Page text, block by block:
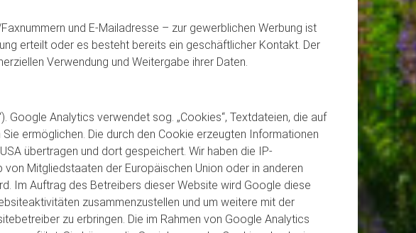
und E-Mailadresse – zur gewerblichen Werbung ist
erteilt oder es besteht bereits ein geschäftlicher Kontakt. Der
Verwendung und Weitergabe ihrer Daten.
Google Analytics verwendet sog. „Cookies“, Textdateien, die auf
ermöglichen. Die durch den Cookie erzeugten Informationen
übertragen und dort gespeichert. Wir haben die IP-
Mitgliedstaaten der Europäischen Union oder in anderen
Im Auftrag des Betreibers dieser Website wird Google diese
zusammenzustellen und um weitere mit der
zu erbringen. Die im Rahmen von Google Analytics